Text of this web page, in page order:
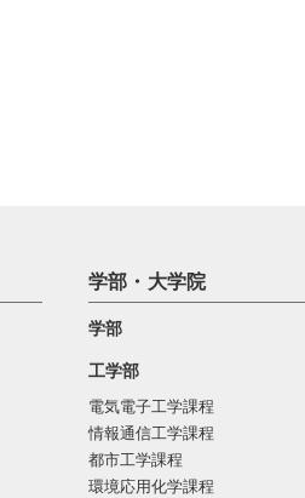
学部・大学院
学部
工学部
電気電子工学課程
情報通信工学課程
都市工学課程
環境応用化学課程